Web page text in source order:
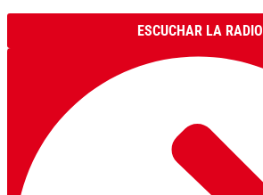
ESCUCHAR LA RADIO